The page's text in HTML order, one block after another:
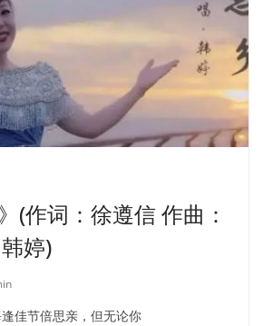
(作词：徐遵信 作曲：
婷)
佳节倍思亲，但无论你